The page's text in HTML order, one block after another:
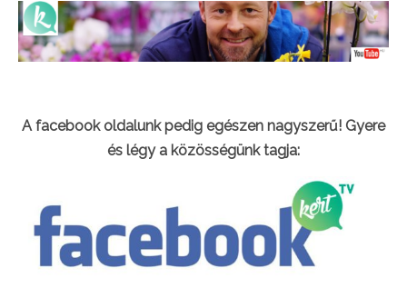
A facebook oldalunk pedig egészen nagyszerű! Gyere
és légy a közösségünk tagja: